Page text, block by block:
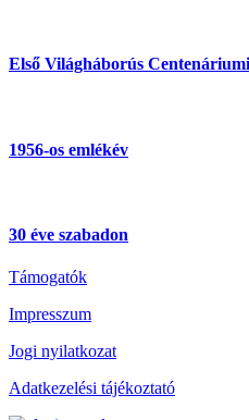
Első Világháborús
1956-os emlékév
30 éve szabadon
Támogatók
Impresszum
Jogi nyilatkozat
Adatkezelési tájékoztató